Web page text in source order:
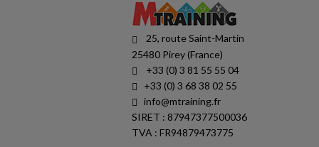
25, route Saint-Martin
25480 Pirey (France)
+33 (0) 3 81 55 55 04
+33 (0) 3 68 38 02 55
info@mtraining.fr
SIRET : 87947377500036
TVA : FR94879473775